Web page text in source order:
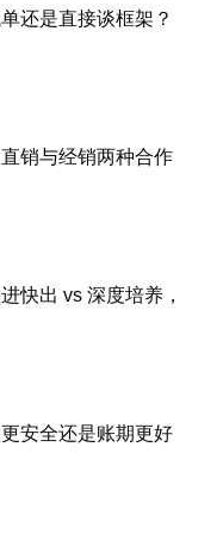
还是直接谈框架？
销与经销两种合作
快出 vs 深度培养，
安全还是账期更好